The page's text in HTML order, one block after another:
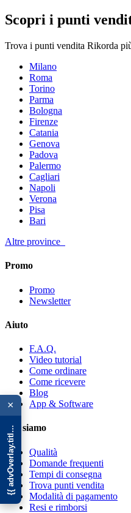
×
{{ advOverlay.title || 'Promo' }}
Scopri i punti
Trova i punti vendita Rikorda
Milano
Roma
Torino
Parma
Bologna
Firenze
Catania
Genova
Padova
Palermo
Cagliari
Napoli
Verona
Pisa
Bari
Altre province
Promo
Promo
Newsletter
Aiuto
F.A.Q.
Video tutorial
Come ordinare
Come ricevere
Blog
App & Software
Chi siamo
Qualità
Domande frequenti
Tempi di consegna
Trova punti vendita
Modalità di pagamento
Resi e rimborsi